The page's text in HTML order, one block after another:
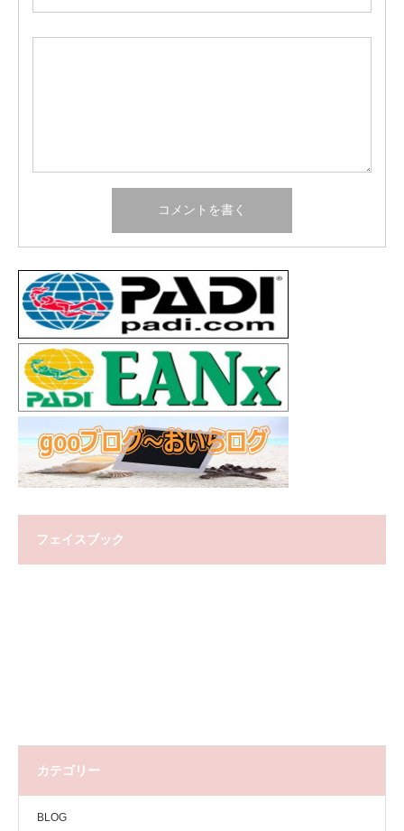
フェイスブック
カテゴリー
BLOG